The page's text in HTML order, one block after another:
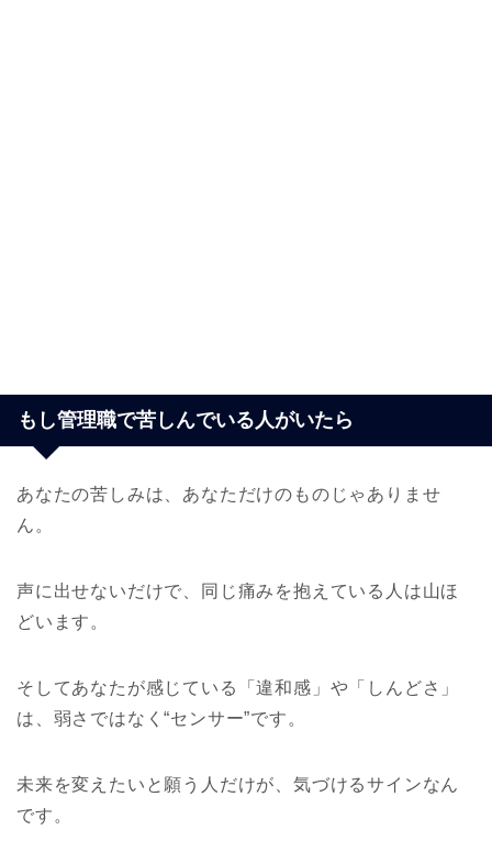
もし管理職で苦しんでいる人がいたら
あなたの苦しみは、あなただけのものじゃありませ
ん。
声に出せないだけで、同じ痛みを抱えている人は山ほ
どいます。
そしてあなたが感じている「違和感」や「しんどさ」
は、弱さではなく“センサー”です。
未来を変えたいと願う人だけが、気づけるサインなん
です。